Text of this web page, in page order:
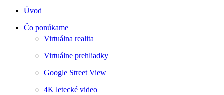
Close
Úvod
Čo ponúkame
Virtuálna realita
Virtuálne prehliadky
Google Street View
4K letecké video